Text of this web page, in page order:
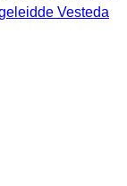
Vesteda